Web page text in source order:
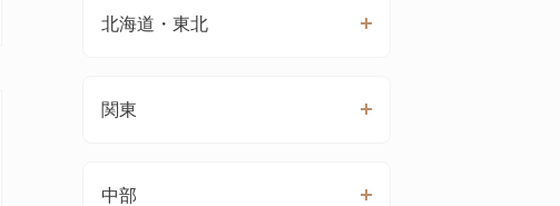
北海道・東北
関東
中部